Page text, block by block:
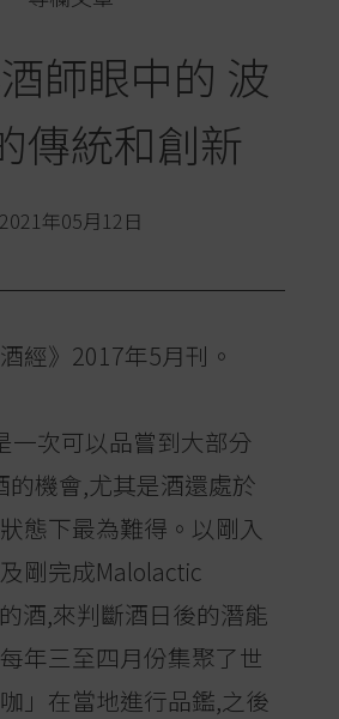
師眼中的 波
傳統和創新
2021年05月12日
經》2017年5月刊。
一次可以品嘗到大部分
的機會,尤其是酒還處於
態下最為難得。以剛入
剛完成Malolactic
酒,來判斷酒日後的潛能
年三至四月份集聚了世
」在當地進行品鑑,之後